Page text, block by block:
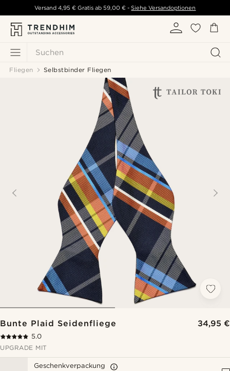
Suchen
Versand 4,95 € Gratis ab 59,00 € - Siehe Versandoptionen
Fliegen Selbstbinder Fliegen
Bunte Plaid Seidenfliege 34,95 €
5.0
UPGRADE MIT
Geschenkverpackung